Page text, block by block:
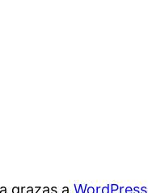
grazas aWordPress